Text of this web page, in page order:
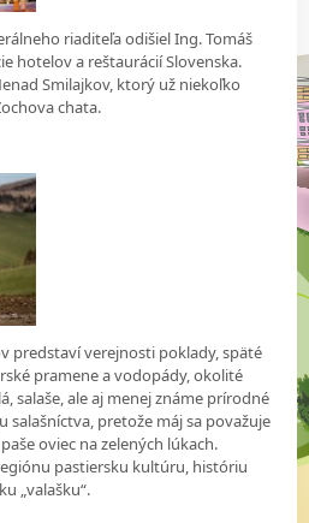
riaditeľa odišiel Ing. Tomáš
hotelov a reštaurácií Slovenska.
Smilajkov, ktorý už niekoľko
chata.
predstaví verejnosti poklady, späté
pramene a vodopády, okolité
salaše, ale aj menej známe prírodné
salašníctva, pretože máj sa považuje
oviec na zelených lúkach.
pastiersku kultúru, históriu
„valašku“.